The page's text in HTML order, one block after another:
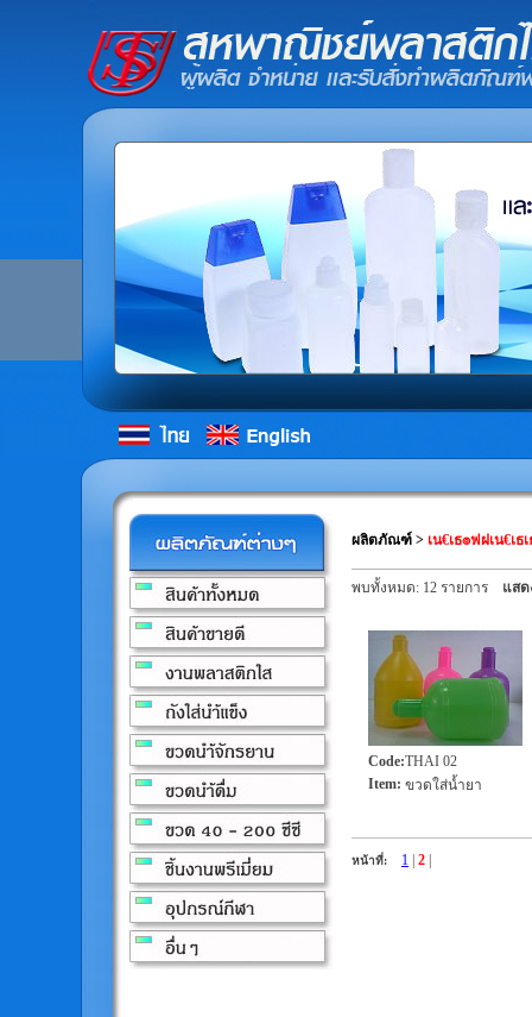
ผลิตภัณฑ์ > เน€เธ๏ฟฝเน€เธ
พบทั้งหมด: 12 รายการ แสด
Code:THAI 02
Item: ขวดใส่น้ำยา
หน้าที่: 1 2